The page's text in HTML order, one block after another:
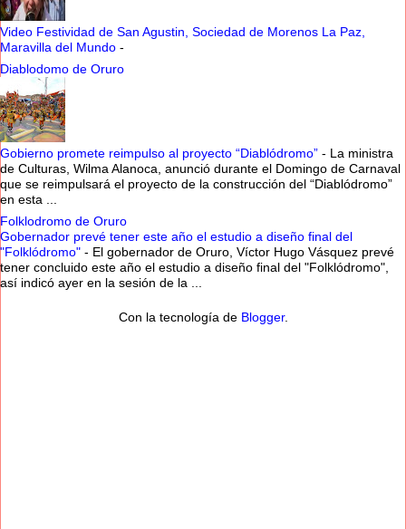
Video Festividad de San Agustin, Sociedad de Morenos La Paz,
Maravilla del Mundo -
Diablodomo de Oruro
Gobierno promete reimpulso al proyecto “Diablódromo” - La ministra
de Culturas, Wilma Alanoca, anunció durante el Domingo de Carnaval
que se reimpulsará el proyecto de la construcción del “Diablódromo”
en esta ...
Folklodromo de Oruro
Gobernador prevé tener este año el estudio a diseño final del
"Folklódromo" - El gobernador de Oruro, Víctor Hugo Vásquez prevé
tener concluido este año el estudio a diseño final del "Folklódromo",
así indicó ayer en la sesión de la ...
Con la tecnología de Blogger.